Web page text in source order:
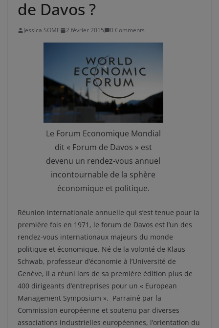
de Davos ?
Jessica SOME 2 février 2015 0 Comments
Le Forum Economique Mondial
dit « Forum de Davos » est
devenu un rendez-vous annuel
incontournable de la sphère
économique et politique.
Réunion internationale annuelle qui s’est tenue pour la
première fois en 1971, le forum de Davos est l’un des
rendez-vous internationaux majeurs du monde
politique et économique. Né de la volonté de Klaus
Schwab, professeur d’économie à l’Université de
Genève, il a réuni lors de sa première édition plus de
400 dirigeants d’entreprises pour un « European
Management Symposium ». Parrainé par la
Commission européenne et soutenu par diverses
associations industrielles européennes, l’orientation du